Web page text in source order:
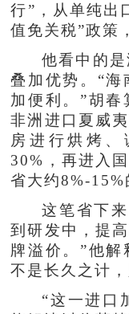
行”，从单纯出
值免关税”政策
他看中的
叠加优势。“海
加便利。”胡春
非洲进口夏威
房进行烘烤、
30%，再进入
省大约8%-15%
这笔省下
到研发中，提
牌溢价。”他解
不是长久之计
“这一进口